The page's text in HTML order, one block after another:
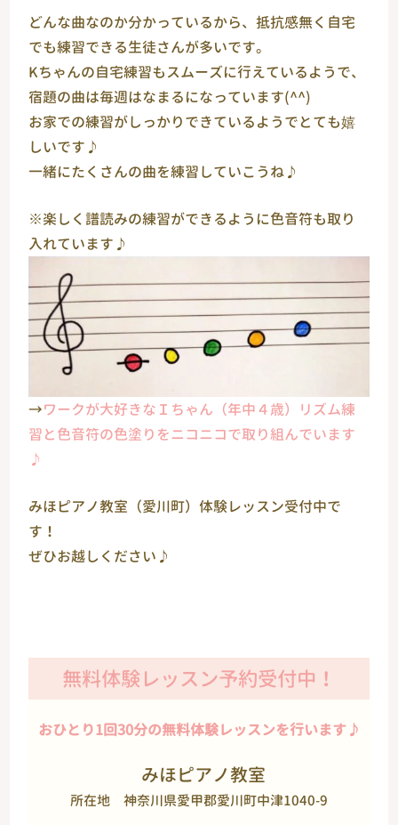
どんな曲なのか分かっているから、抵抗感無く自宅
でも練習できる生徒さんが多いです。
Kちゃんの自宅練習もスムーズに行えているようで、
宿題の曲は毎週はなまるになっています(^^)
お家での練習がしっかりできているようでとても嬉
しいです♪
一緒にたくさんの曲を練習していこうね♪
※楽しく譜読みの練習ができるように色音符も取り
入れています♪
→ワークが大好きなＩちゃん（年中４歳）リズム練
習と色音符の色塗りをニコニコで取り組んでいます
♪
みほピアノ教室（愛川町）体験レッスン受付中で
す！
ぜひお越しください♪
無料体験レッスン予約受付中！
おひとり1回30分の無料体験レッスンを行います♪
みほピアノ教室
所在地 神奈川県愛甲郡愛川町中津1040-9